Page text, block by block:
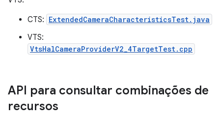
CTS: ExtendedCameraCharacteristicsTest.java
VTS:
VtsHalCameraProviderV2_4TargetTest.cpp
API para consultar combinações de
recursos